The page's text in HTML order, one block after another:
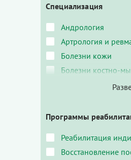
Специализация
Андрология
Артрология и
Болезни кожи
Болезни костно-
Программы
Реабилитация
Восстановление